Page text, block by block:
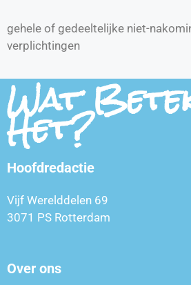
gehele of gedeeltelijke niet-
verplichtingen
Wat
Het?
Hoofdredactie
Vijf Werelddelen 69
3071 PS Rotterdam
Over ons